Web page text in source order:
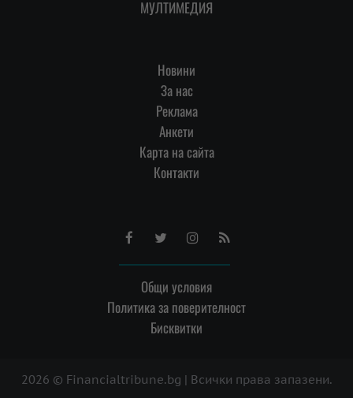
МУЛТИМЕДИЯ
Новини
За нас
Реклама
Анкети
Карта на сайта
Контакти
FacebookTwitterInstagram
RSS
Общи условия
Политика за поверителност
Бисквитки
2026 © Financialtribune.bg | Всички права запазени.